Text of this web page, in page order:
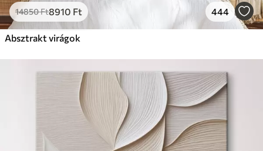
14850Ft8910 Ft 444
Absztrakt virágok